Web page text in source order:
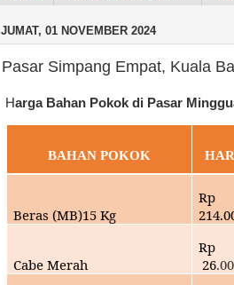
JUMAT, 01 NOVEMBER 2024
Pasar Simpang Empat, Kuala
Harga Bahan Pokok di Pasar
BAHAN POKOK
Beras (MB)15 Kg
Rp
214
Cabe Merah
Rp
26.